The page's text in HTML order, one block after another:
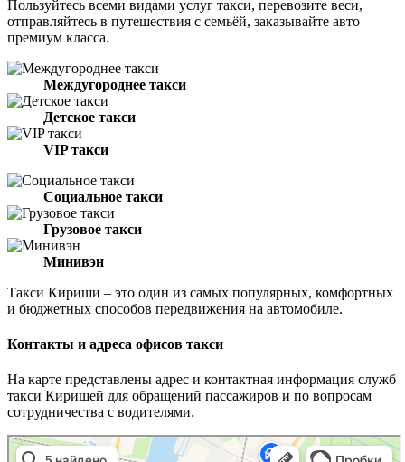
Пользуйтесь всеми видами услуг такси, перевозите веси,
отправляйтесь в путешествия с семьёй, заказывайте авто
премиум класса.
Междугороднее такси
Детское такси
VIP такси
Социальное такси
Грузовое такси
Минивэн
Такси Кириши – это один из самых популярных, комфортных
и бюджетных способов передвижения на автомобиле.
Контакты и адреса офисов такси
На карте представлены адрес и контактная информация служб
такси Киришей для обращений пассажиров и по вопросам
сотрудничества с водителями.